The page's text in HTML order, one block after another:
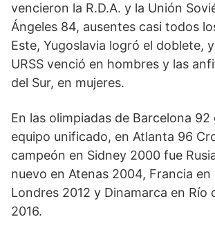
vencieron la R.D.A. y la Unión
Ángeles 84, ausentes casi todos
Este, Yugoslavia logró el doblete,
URSS venció en hombres y las
del Sur, en mujeres.
En las olimpiadas de Barcelona 92
equipo unificado, en Atlanta 96
campeón en Sidney 2000 fue
nuevo en Atenas 2004, Francia
Londres 2012 y Dinamarca en Río
2016.